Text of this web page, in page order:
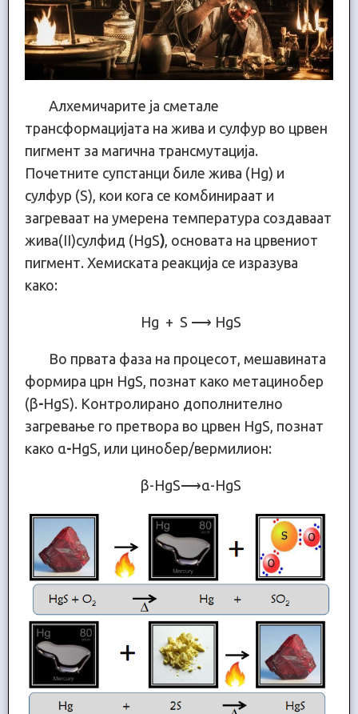
Алхемичарите ја сметале
трансформацијата на жива и сулфур во црвен
пигмент за магична трансмутација.
Почетните супстанци биле жива (Hg) и
сулфур (S), кои кога се комбинираат и
загреваат на умерена температура создаваат
жива(II)сулфид (HgS), основата на црвениот
пигмент. Хемиската реакција се изразува
како:
Hg + S ⟶ HgS
Во првата фаза на процесот, мешавината
формира црн HgS, познат како метацинобер
(β-HgS). Контролирано дополнително
загревање го претвора во црвен HgS, познат
како α-HgS, или цинобер/вермилион:
β-HgS⟶α-HgS